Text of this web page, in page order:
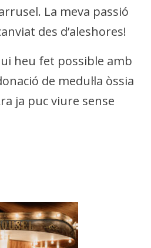
La meva passió
des d’aleshores!
heu fet possible amb
de medul·la òssia
ja puc viure sense